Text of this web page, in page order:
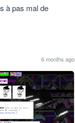
à pas mal de
6 months ago